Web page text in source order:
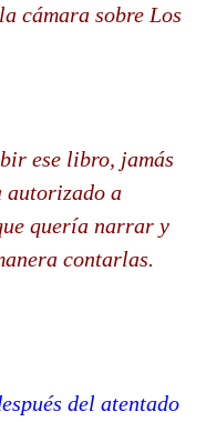
cámara sobre Los
ese libro, jamás
autorizado a
quería narrar y
contarlas.
del atentado